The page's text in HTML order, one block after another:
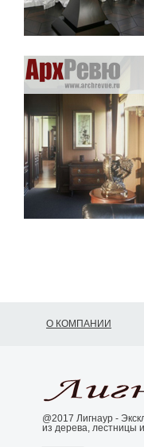
О КОМПАНИИ
@2017 Лигнаур -
из дерева, лестницы